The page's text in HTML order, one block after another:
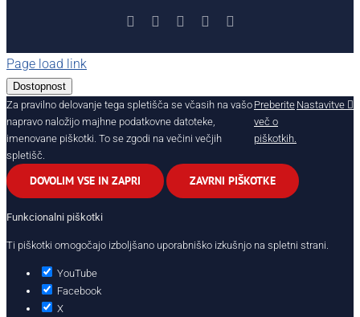
Facebook YouTubeInstagram
Page load link
Dostopnost
Za pravilno delovanje tega spletišča se včasih na vašo
napravo naložijo majhne podatkovne datoteke,
imenovane piškotki. To se zgodi na večini večjih
spletišč.
Preberite
več o
piškotkih.
Nastavitve
DOVOLIM VSE IN ZAPRI ZAVRNI PIŠKOTKE
Funkcionalni piškotki
Ti piškotki omogočajo izboljšano uporabniško izkušnjo na spletni strani.
YouTube
Facebook
X